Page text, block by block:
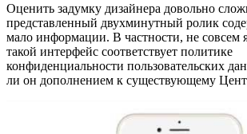
Оценить задумку дизайнера довольно
представленный двухминутный ролик
мало информации. В частности, не совсем
такой интерфейс соответствует политике
конфиденциальности пользовательских
ли он дополнением к существующему